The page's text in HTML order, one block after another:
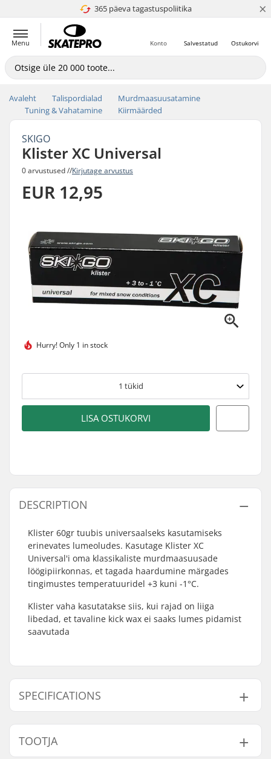
365 päeva tagastuspoliitika
4.8 paljaks 5 ×
Menu Ostukorvi
Salvestatud
Konto
Avaleht Talispordialad
Murdmaasuusatamine
Tuning & Vahatamine
Kiirmäärded
SKIGO
Klister XC Universal
0 arvustused //Kirjutage arvustus
EUR 12,95
Hurry!Only 1 in stock
1 tükid
LISA OSTUKORVI
DESCRIPTION
Klister 60gr tuubis universaalseks kasutamiseks
erinevates lumeoludes. Kasutage Klister XC
Universal'i oma klassikaliste murdmaasuusade
löögipiirkonnas, et tagada haardumine märgades
tingimustes temperatuuridel +3 kuni -1°C.
Klister vaha kasutatakse siis, kui rajad on liiga
libedad, et tavaline kick wax ei saaks lumes pidamist
saavutada
SPECIFICATIONS
Temperatuur: +3 to -1 °C
TOOTJA